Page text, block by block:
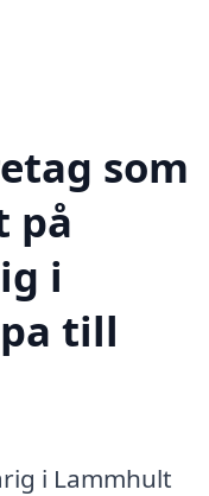
som
på
i
till
i Lammhult